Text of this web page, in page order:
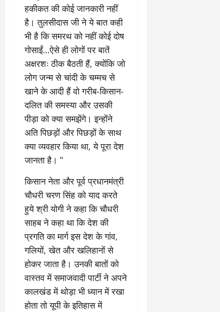
हकीकत की कोई जानकारी नहीं
है। तुलसीदास जी ने ये बात कही
भी है कि समरथ को नहीं कोई दोष
गोसाईं…ऐसे ही लोगों पर बातें
अक्षरशः ठीक बैठती हैं, क्योंकि जो
लोग जन्म से चांदी के चम्मच से
खाने के आदी हैं वो गरीब-किसान-
दलित की समस्या और उसकी
पीड़ा को क्या समझेंगे। इन्होंने
अति पिछड़ों और पिछड़ों के साथ
क्या व्यवहार किया था, ये पूरा देश
जानता है। ”
किसान नेता और पूर्व प्रधानमंत्री
चौधरी चरण सिंह को याद करते
हुये श्री योगी ने कहा कि चौधरी
साहब ने कहा था कि देश की
प्रगति का मार्ग इस देश के गांव,
गलियों, खेत और खलिहानों से
होकर जाता है। उनकी बातों को
वास्तव में समाजवादी पार्टी ने अपने
कालखंड में थोड़ा भी ध्यान में रखा
होता तो यूपी के इतिहास में